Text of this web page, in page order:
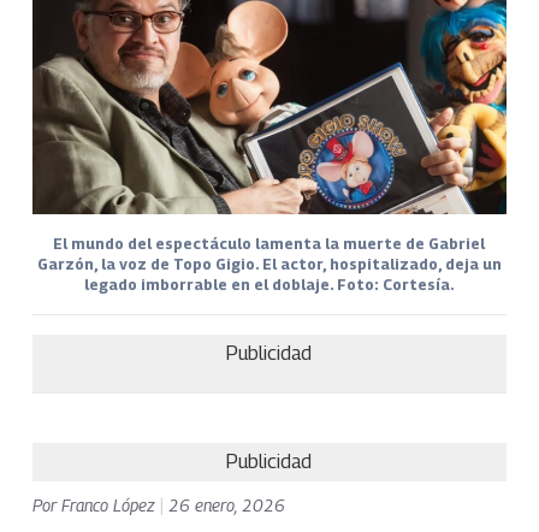
El mundo del espectáculo lamenta la muerte de Gabriel
Garzón, la voz de Topo Gigio. El actor, hospitalizado, deja un
legado imborrable en el doblaje. Foto: Cortesía.
Publicidad
Publicidad
PorFranco López 26 enero, 2026